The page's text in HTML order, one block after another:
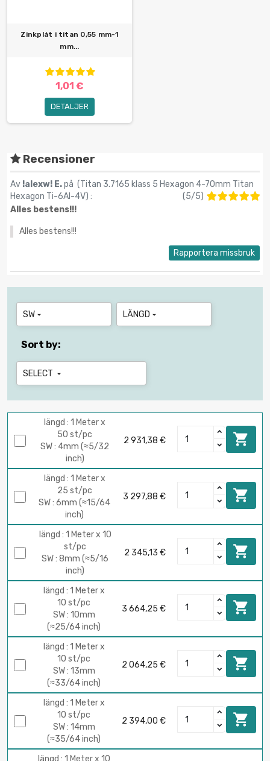
Zinkplåt i titan 0,55 mm-1
mm...
1,01 €
DETALJER
Recensioner
Av !alexw! E.på (Titan 3.7165 klass 5 Hexagon 4-70mm Titan
Hexagon Ti-6Al-4V) : (5/5)
Alles bestens!!!
Alles bestens!!!
Rapportera missbruk
SW  LÄNGD 
Sort by:
SELECT 
längd : 1 Meter x
50 st/pc
SW : 4mm (≈5/32
inch)
2 931,38 € 
längd : 1 Meter x
25 st/pc
SW : 6mm (≈15/64
inch)
3 297,88 € 
längd : 1 Meter x 10
st/pc
SW : 8mm (≈5/16
inch)
2 345,13 € 
längd : 1 Meter x
10 st/pc
SW : 10mm
(≈25/64 inch)
3 664,25 € 
längd : 1 Meter x
10 st/pc
SW : 13mm
(≈33/64 inch)
2 064,25 € 
längd : 1 Meter x
10 st/pc
SW : 14mm
(≈35/64 inch)
2 394,00 € 
längd : 1 Meter x 10